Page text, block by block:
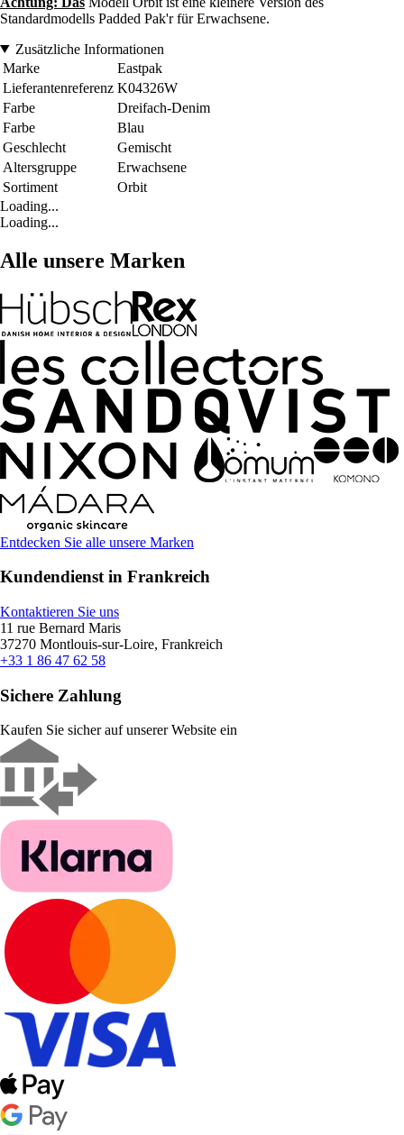
Standardmodells Padded Pak'r für Erwachsene.
Zusätzliche Informationen
Marke
Eastpak
Lieferantenreferenz K04326W
Farbe
Dreifach-Denim
Farbe
Blau
Geschlecht
Gemischt
Altersgruppe
Erwachsene
Sortiment
Orbit
Loading...
Loading...
Alle unsere Marken
Entdecken Sie alle unsere Marken
Kundendienst in Frankreich
Kontaktieren Sie uns
11 rue Bernard Maris
37270 Montlouis-sur-Loire, Frankreich
+33 1 86 47 62 58
Sichere Zahlung
Kaufen Sie sicher auf unserer Website ein